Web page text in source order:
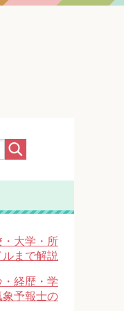
大学・所
まで解説
経歴・学
予報士の